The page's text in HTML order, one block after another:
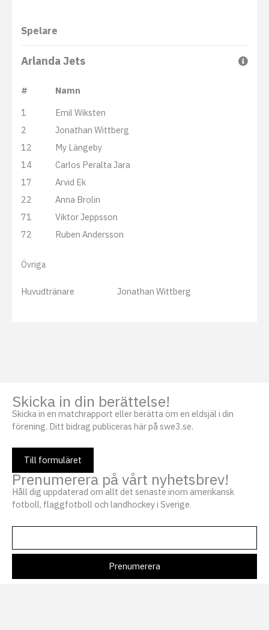
Spelare
Arlanda Jets
#
Namn
1
Emil Wiksten
2
Jonathan Wittberg
12
My Längeby
14
Carlos Peralta Jara
17
Arvid Ek
22
Anna Brolin
71
Viktor Jeppsson
72
Ruben Andersson
Övriga
Huvudtränare Jonathan Wittberg
Skicka in din berättelse!
Skicka in en matchrapport eller berätta om en eldsjäl i din
förening. Ditt bidrag publiceras här på swe3.se.
Till formuläret
Prenumerera på vårt nyhetsbrev!
Håll dig uppdaterad om allt det senaste inom amerikansk
fotboll, flaggfotboll och landhockey i Sverige.